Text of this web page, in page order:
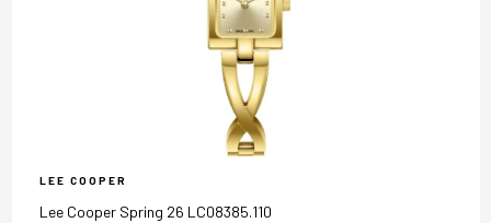
LEE COOPER
Lee Cooper Spring 26 LC08385.110